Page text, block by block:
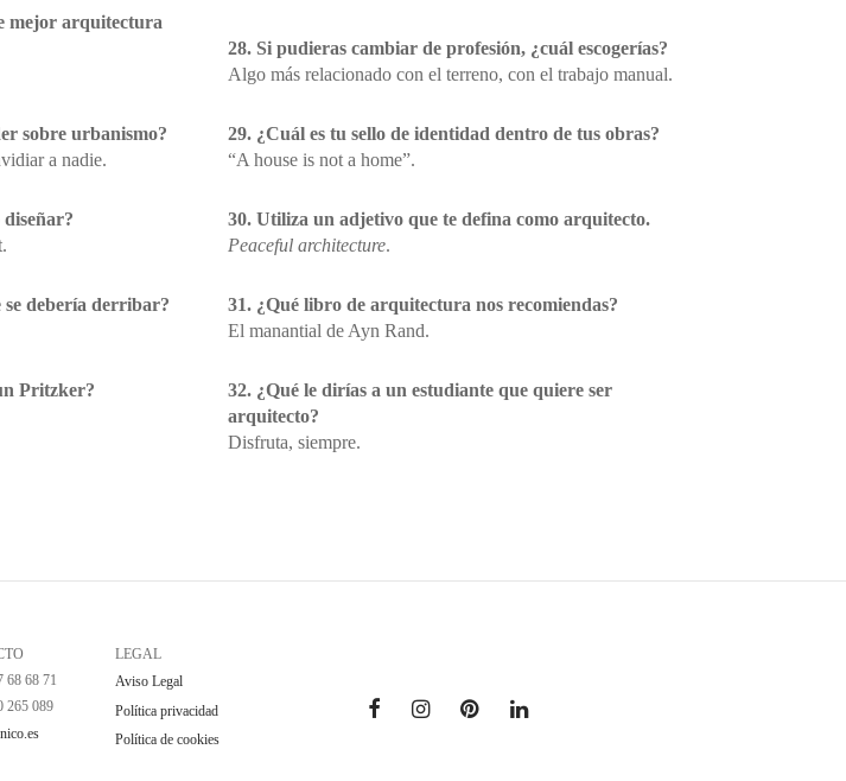
mejor arquitectura
sobre urbanismo?
a nadie.
se debería derribar?
Pritzker?
28. Si pudieras cambiar de profesión, ¿cuál escogerías?
Algo más relacionado con el terreno, con el trabajo manual.
29. ¿Cuál es tu sello de identidad dentro de tus obras?
“A house is not a home”.
30. Utiliza un adjetivo que te defina como arquitecto.
Peaceful architecture.
31. ¿Qué libro de arquitectura nos recomiendas?
El manantial de Ayn Rand.
32. ¿Qué le dirías a un estudiante que quiere ser
arquitecto?
Disfruta, siempre.
68 68 71
265 089
LEGAL
Aviso Legal
Política privacidad
Política de cookies